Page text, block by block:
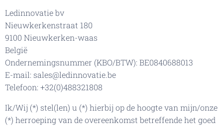
Ledinnovatie bv
Nieuwkerkenstraat 180
9100 Nieuwkerken-waas
België
Ondernemingsnummer (KBO/BTW): BE0840688013
E-mail: sales@ledinnovatie.be
Telefoon: +32(0)488321808
Ik/Wij (*) stel(len) u (*) hierbij op de hoogte van mijn/onze
(*) herroeping van de overeenkomst betreffende het goed